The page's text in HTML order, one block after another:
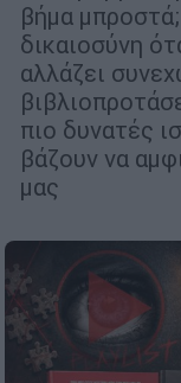
βήμα μπροστά;
δικαιοσύνη
αλλάζει
πιο δυνατές
βάζουν να
μας